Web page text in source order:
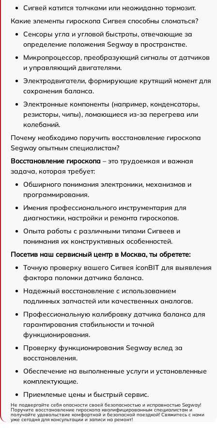
Сигвей катится толчками или неожиданно тормозит.
Какие элементы гироскопа Сигвея способны сломаться?
Сенсоры угла и угловой быстроты, отвечающие за
определение положения Segway в пространстве.
Микропроцессор, преобразующий сигналы от датчиков
и управляющий двигателями.
Электродвигатели, формирующие крутящий момент для
сохранения баланса.
Электронные компоненты (например, конденсаторы,
резисторы, чипы), ломающиеся из-за перегрева или
колебаний.
Почему необходимо поручить восстановление гироскопа
Segway опытным специалистам?
Восстановление гироскопа – это трудоемкая и важная
задача, которая требует:
Обширного понимания электроники, механизмов и
программирования.
Имения профессионального инструментария для
диагностики, настройки и ремонта гироскопов.
Опыта работы с различными типами Сигвеев и
понимания их конструктивных особенностей.
Посетив наш сервисный центр в Москва, ты обретете:
Точную проверку вашего Сигвея iconBIT для выявления
фактора поломки датчика баланса.
Надежный восстановление с использованием
подлинных запчастей или качественных аналогов.
Профессиональную калибровку датчика баланса для
гарантирования стабильности и точной
функционирования.
Проверку функционирования Segway вслед за
восстановления.
Обеспечение на выполненные услуги и установленные
комплектующие.
Приемлемые цены и быстрый сервис.
Не подвергайте себя опасности своей безопасностью и исправностью Segway!
Поручите восстановление гироскопа квалифицированным специалистам и
получайте удовольствие комфортной и безопасной поездкой! Свяжитесь с нами
уже сегодня для консультации и записи на ремонт!